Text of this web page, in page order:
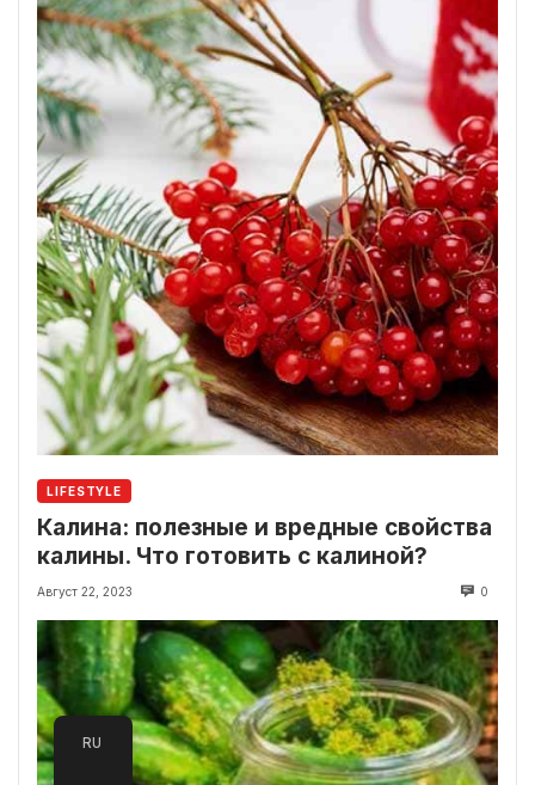
LIFESTYLE
Калина: полезные и вредные свойства
калины. Что готовить с калиной?
Август 22, 2023 0
RU